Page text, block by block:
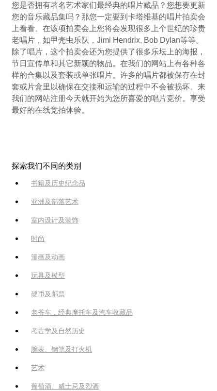
您是否拥有著名艺术家们最经典的唱片藏品？您想要更新
您的音乐藏品集吗？那您一定要到卡塔维基的唱片拍卖会
上看看。在该项拍卖会上您将会发现很多上个世纪的珍贵
老唱片，如甲壳虫乐队，Jimi Hendrix, Bob Dylan等等。
除了唱片，这个拍卖会还为您提供了很多乐坛上的海报，
节日宣传单和其它新颖的物品。在我们的网站上有各种各
样的合集以及套装或单张唱片。许多的唱片都被保存在封
套或片盒里以确保在交接和运输的过程中不会被损坏。来
我们的网站注册今天就开始为您所喜爱的唱片竞价。享受
最好的在线竞拍体验。
探索我们不同的类别
书籍及历史纪念品
亚洲及部落艺术
室内设计及装饰
时尚
漫画及动画
玩具及模型
硬币及邮票
老爷车，经典摩托车及汽车收藏品
考古学及自然历史
腕表、钢笔及打火机
艺术
葡萄酒、威士忌及烈酒